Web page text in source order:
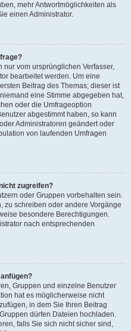
mehr Antwortmöglichkeiten als
einen Administrator.
vom ursprünglichen Verfasser,
bearbeitet werden. Um eine
Beitrag des Themas; dieser ist
eine Stimme abgegeben hat,
oder die Umfrageoption
abgestimmt haben, so kann
Administratoren geändert oder
von laufenden Umfragen
zugreifen?
oder Gruppen vorbehalten sein.
zu schreiben oder andere Vorgänge
besondere Berechtigungen.
nach entsprechenden
Gruppen und einzelne Benutzer
hat es möglicherweise nicht
in dem Sie Ihren Beitrag
dürfen Dateien hochladen.
falls Sie sich nicht sicher sind,